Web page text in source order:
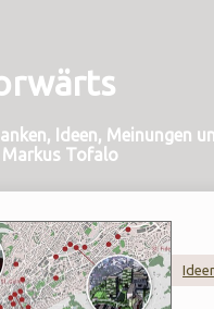
Ideen, Meinungen
Markus Tofalo